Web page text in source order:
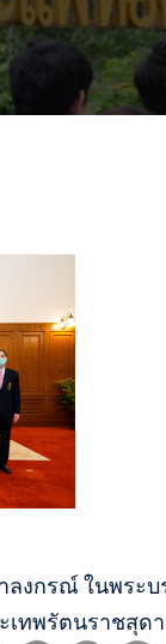
งกรณ์ ในพระ
เทพรัตนราชสุด